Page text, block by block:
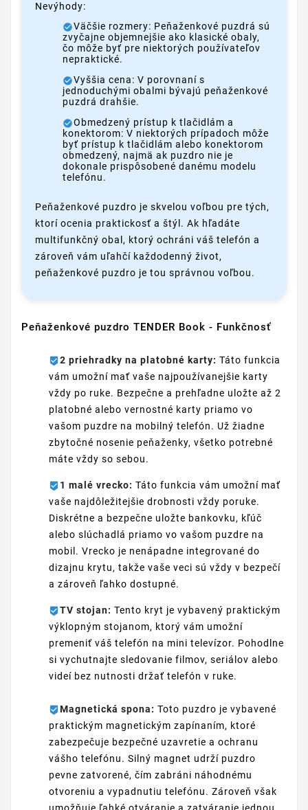
Nevýhody:
Väčšie rozmery: Peňaženkové puzdrá sú
zvyčajne objemnejšie ako klasické obaly,
čo môže byť pre niektorých používateľov
nepraktické.
Vyššia cena: V porovnaní s
jednoduchými obalmi bývajú peňaženkové
puzdrá drahšie.
Obmedzený prístup k tlačidlám a
konektorom: V niektorých prípadoch môže
byť prístup k tlačidlám alebo konektorom
obmedzený, najmä ak puzdro nie je
dokonale prispôsobené danému modelu
telefónu.
Peňaženkové puzdro je skvelou voľbou pre tých,
ktorí ocenia praktickosť a štýl. Ak hľadáte
multifunkčný obal, ktorý ochráni váš telefón a
zároveň vám uľahčí každodenný život,
peňaženkové puzdro je tou správnou voľbou.
Peňaženkové puzdro TENDER Book - Funkčnosť
2 priehradky na platobné karty: Táto funkcia
vám umožní mať vaše najpoužívanejšie karty
vždy po ruke. Bezpečne a prehľadne uložte až 2
platobné alebo vernostné karty priamo vo
vašom puzdre na mobilný telefón. Už žiadne
zbytočné nosenie peňaženky, všetko potrebné
máte vždy so sebou.
1 malé vrecko: Táto funkcia vám umožní mať
vaše najdôležitejšie drobnosti vždy poruke.
Diskrétne a bezpečne uložte bankovku, kľúč
alebo slúchadlá priamo vo vašom puzdre na
mobil. Vrecko je nenápadne integrované do
dizajnu krytu, takže vaše veci sú vždy v bezpečí
a zároveň ľahko dostupné.
TV stojan: Tento kryt je vybavený praktickým
výklopným stojanom, ktorý vám umožní
premeniť váš telefón na mini televízor. Pohodlne
si vychutnajte sledovanie filmov, seriálov alebo
videí bez nutnosti držať telefón v ruke.
Magnetická spona: Toto puzdro je vybavené
praktickým magnetickým zapínaním, ktoré
zabezpečuje bezpečné uzavretie a ochranu
vášho telefónu. Silný magnet udrží puzdro
pevne zatvorené, čím zabráni náhodnému
otvoreniu a vypadnutiu telefónu. Zároveň však